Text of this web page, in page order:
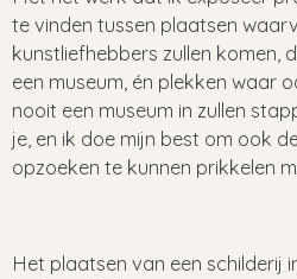
te vinden tussen plaatsen
kunstliefhebbers zullen komen,
een museum, én plekken waar
nooit een museum in zullen
je, en ik doe mijn best om ook
opzoeken te kunnen prikkelen
Het plaatsen van een schilderij